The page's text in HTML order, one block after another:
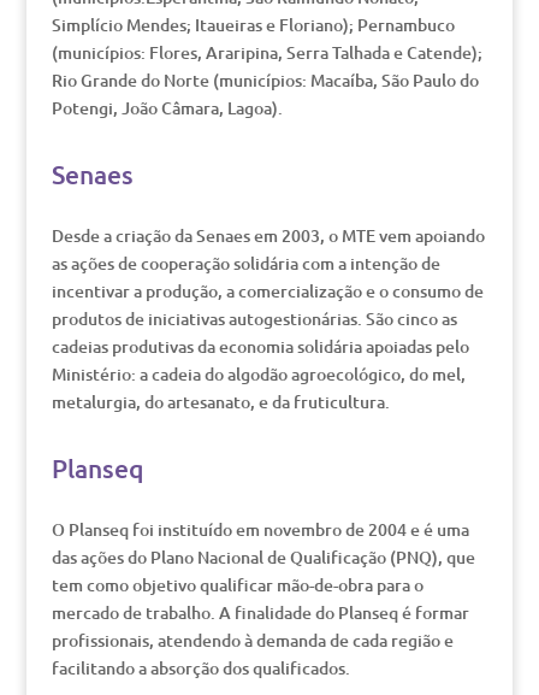
Simplício Mendes; Itaueiras e Floriano); Pernambuco
(municípios: Flores, Araripina, Serra Talhada e Catende);
Rio Grande do Norte (municípios: Macaíba, São Paulo do
Potengi, João Câmara, Lagoa).
Senaes
Desde a criação da Senaes em 2003, o MTE vem apoiando
as ações de cooperação solidária com a intenção de
incentivar a produção, a comercialização e o consumo de
produtos de iniciativas autogestionárias. São cinco as
cadeias produtivas da economia solidária apoiadas pelo
Ministério: a cadeia do algodão agroecológico, do mel,
metalurgia, do artesanato, e da fruticultura.
Planseq
O Planseq foi instituído em novembro de 2004 e é uma
das ações do Plano Nacional de Qualificação (PNQ), que
tem como objetivo qualificar mão-de-obra para o
mercado de trabalho. A finalidade do Planseq é formar
profissionais, atendendo à demanda de cada região e
facilitando a absorção dos qualificados.